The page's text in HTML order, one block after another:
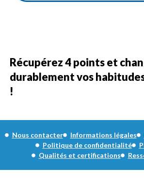
Récupérez 4 points et
durablement vos
!
Nous contacter Informations légales
Politique de confidentialité
Qualités et certifications